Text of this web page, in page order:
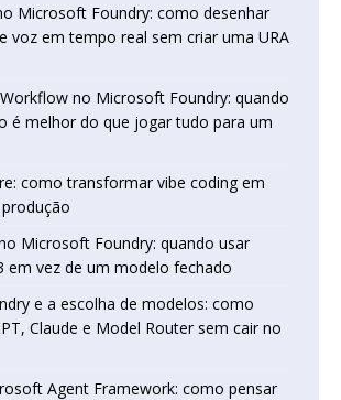
Microsoft Foundry: como desenhar
voz em tempo real sem criar uma URA
no Microsoft Foundry: quando
é melhor do que jogar tudo para um
como transformar vibe coding em
Microsoft Foundry: quando usar
em vez de um modelo fechado
e a escolha de modelos: como
Claude e Model Router sem cair no
Agent Framework: como pensar